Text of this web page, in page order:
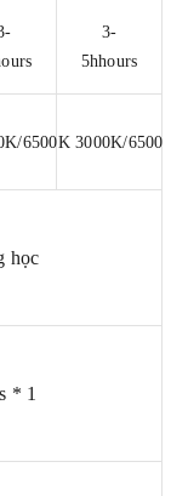
3-
5hhours
6500K 3000K/
học
* 1